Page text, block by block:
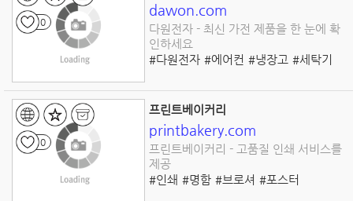
dawon.com
다원전자 - 최신 가전 제품을 한 눈에 확
인하세요
#다원전자 #에어컨 #냉장고 #세탁기
#혁신 #품질관리 #디자인
0
프린트베이커리
printbakery.com
프린트베이커리 - 고품질 인쇄 서비스를
제공
#인쇄 #명함 #브로셔 #포스터
0